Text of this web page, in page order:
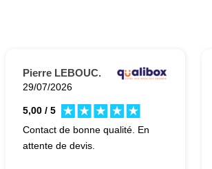
Pierre LEBOUC.
29/07/2026
5,00 / 5
Contact de bonne qualité. En
attente de devis.